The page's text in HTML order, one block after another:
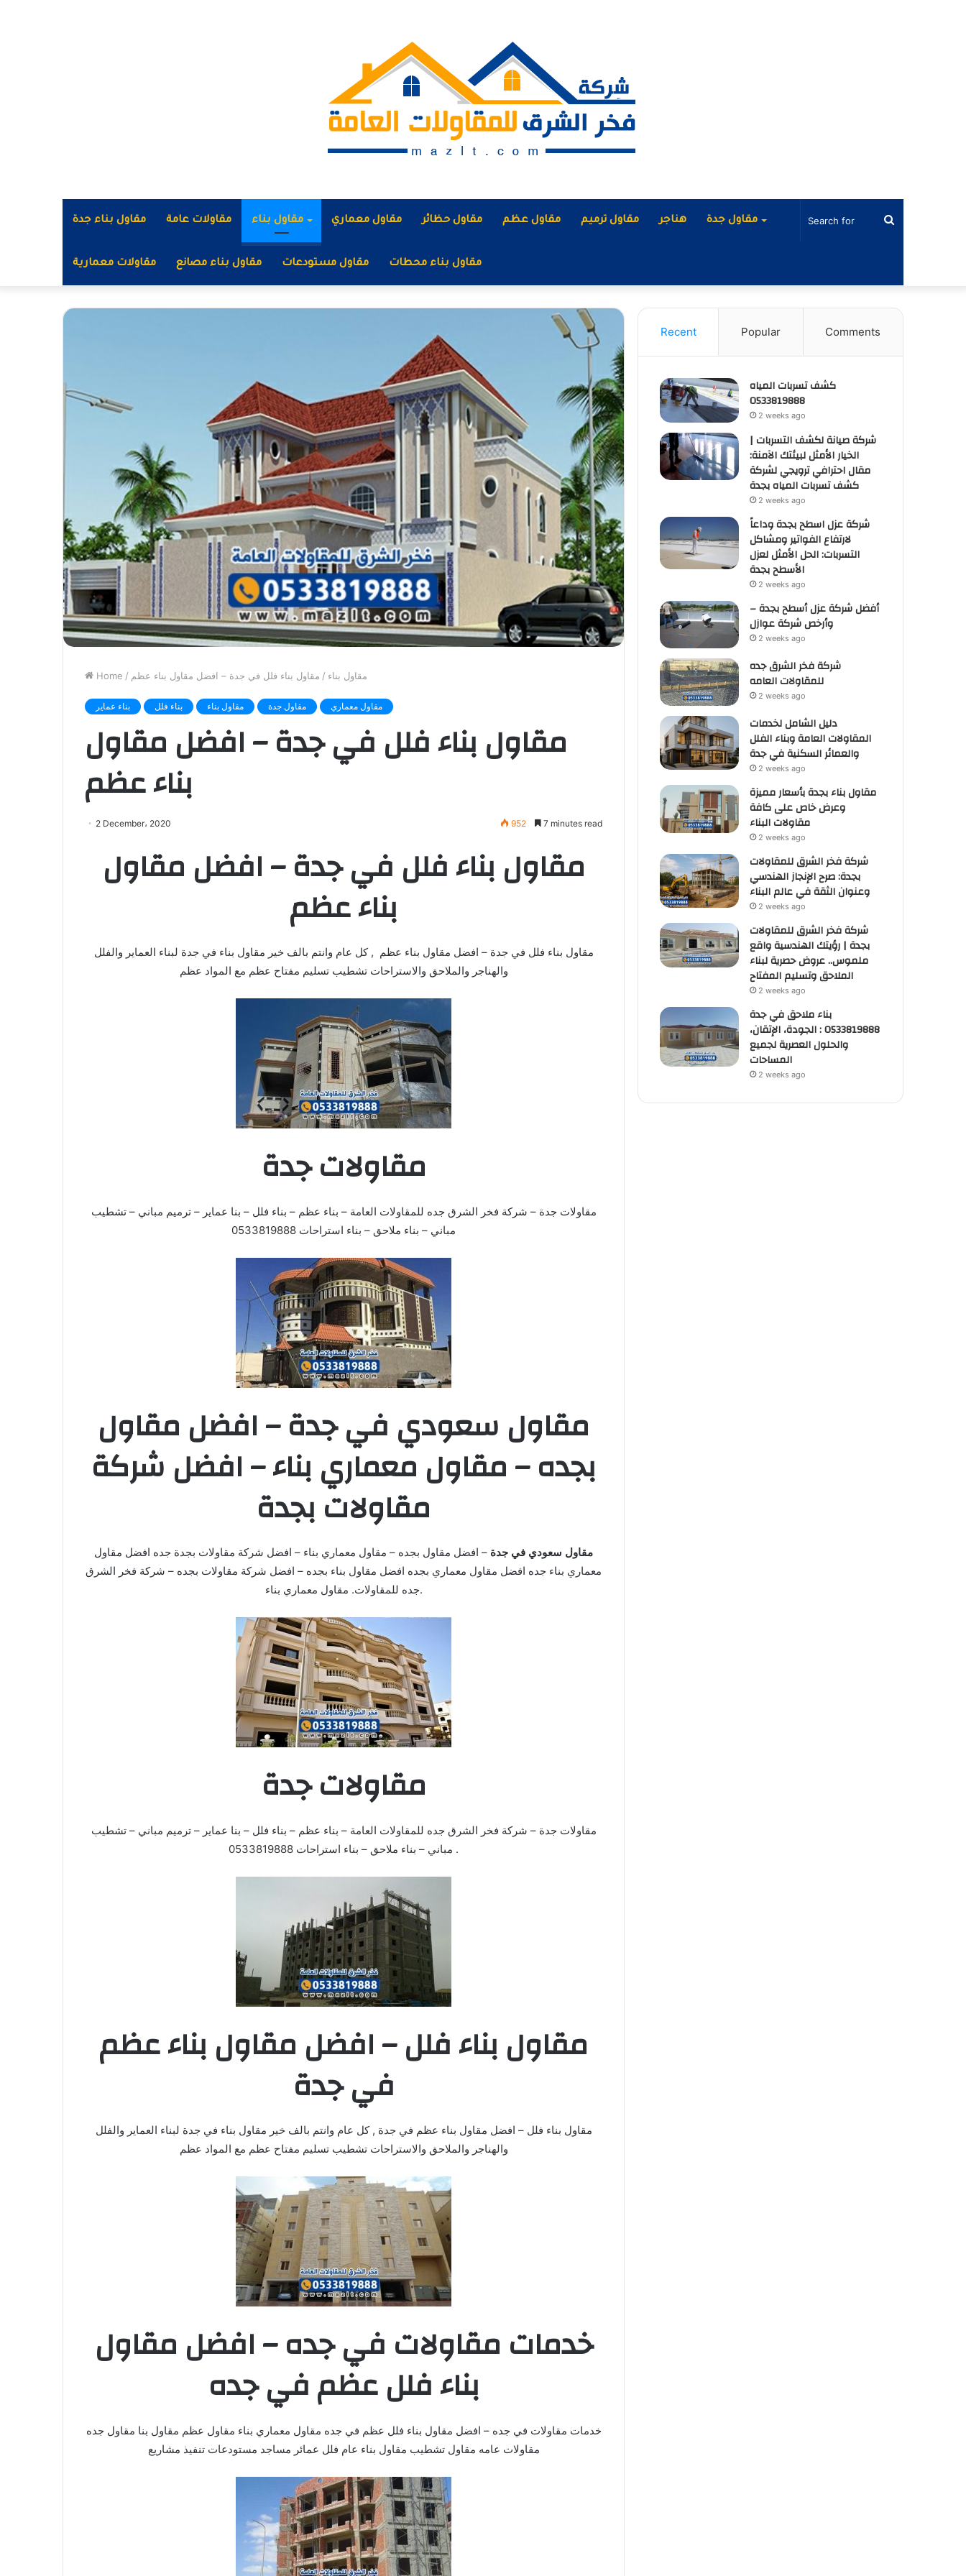
مقاول بناء جدة مقاولات عامة مقاول بناء مقاول معماري مقاول حظائر مقاول عظم مقاول ترميم هناجر مقاول جدة
مقاولات معمارية مقاول بناء مصانع مقاول مستودعات مقاول بناء محطات
Search
Home / مقاول بناء / مقاول بناء فلل في جدة – افضل مقاول بناء عظم
بناء عماير بناء فلل مقاول بناء مقاول جدة مقاول معماري
مقاول بناء فلل في جدة – افضل مقاول
بناء عظم
2 December، 2020 952 7 minutes read
مقاول بناء فلل في جدة – افضل مقاول
بناء عظم
مقاول بناء فلل في جدة – افضل مقاول بناء عظم , كل عام وانتم بالف خير مقاول بناء في جدة لبناء العماير والفلل
والهناجر والملاحق والاستراحات تشطيب تسليم مفتاح عظم مع المواد عظم
مقاولات جدة
مقاولات جدة – شركة فخر الشرق جده للمقاولات العامة – بناء عظم – بناء فلل – بنا عماير – ترميم مباني – تشطيب
مباني – بناء ملاحق – بناء استراحات 0533819888
مقاول سعودي في جدة – افضل مقاول
بجده – مقاول معماري بناء – افضل شركة
مقاولات بجدة
مقاول سعودي في جدة – افضل مقاول بجده – مقاول معماري بناء – افضل شركة مقاولات بجدة جده افضل مقاول
معماري بناء جده افضل مقاول معماري بجده افضل مقاول بناء بجده – افضل شركة مقاولات بجده – شركة فخر الشرق
جده للمقاولات. مقاول معماري بناء.
مقاولات جدة
مقاولات جدة – شركة فخر الشرق جده للمقاولات العامة – بناء عظم – بناء فلل – بنا عماير – ترميم مباني – تشطيب
مباني – بناء ملاحق – بناء استراحات 0533819888 .
مقاول بناء فلل – افضل مقاول بناء عظم
في جدة
مقاول بناء فلل – افضل مقاول بناء عظم في جدة , كل عام وانتم بالف خير مقاول بناء في جدة لبناء العماير والفلل
والهناجر والملاحق والاستراحات تشطيب تسليم مفتاح عظم مع المواد عظم
خدمات مقاولات في جده – افضل مقاول
بناء فلل عظم في جده
خدمات مقاولات في جده – افضل مقاول بناء فلل عظم في جده مقاول معماري بناء مقاول عظم مقاول بنا مقاول جده
مقاولات عامه مقاول تشطيب مقاول بناء عام فلل عمائر مساجد مستودعات تنفيذ مشاريع
Recent Popular Comments
كشف تسربات المياه
0533819888
2 weeks ago
شركة صيانة لكشف التسربات |
الخيار الأمثل لبيئتك الآمنة:
مقال احترافي ترويجي لشركة
كشف تسربات المياه بجدة
2 weeks ago
شركة عزل اسطح بجدة وداعاً
لارتفاع الفواتير ومشاكل
التسربات: الحل الأمثل لعزل
الأسطح بجدة
2 weeks ago
أفضل شركة عزل أسطح بجدة –
وأرخص شركة عوازل
2 weeks ago
شركة فخر الشرق جده
للمقاولات العامه
2 weeks ago
دليل الشامل لخدمات
المقاولات العامة وبناء الفلل
والعمائر السكنية في جدة
2 weeks ago
مقاول بناء بجدة بأسعار مميزة
وعرض خاص على كافة
مقاولات البناء
2 weeks ago
شركة فخر الشرق للمقاولات
بجدة: صرح الإنجاز الهندسي
وعنوان الثقة في عالم البناء
2 weeks ago
شركة فخر الشرق للمقاولات
بجدة | رؤيتك الهندسية واقع
ملموس.. عروض حصرية لبناء
الملاحق وتسليم المفتاح
2 weeks ago
بناء ملاحق في جدة
0533819888 : الجودة، الإتقان،
والحلول العصرية لجميع
المساحات
2 weeks ago